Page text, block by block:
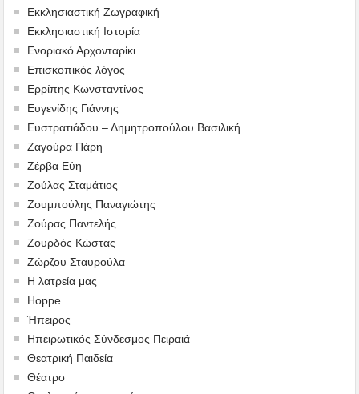
Εκκλησιαστική Ζωγραφική
Εκκλησιαστική Ιστορία
Ενοριακό Αρχονταρίκι
Επισκοπικός λόγος
Ερρίπης Κωνσταντίνος
Ευγενίδης Γιάννης
Ευστρατιάδου – Δημητροπούλου Βασιλική
Ζαγούρα Πάρη
Ζέρβα Εύη
Ζούλας Σταμάτιος
Ζουμπούλης Παναγιώτης
Ζούρας Παντελής
Ζουρδός Κώστας
Ζώρζου Σταυρούλα
Η λατρεία μας
Hoppe
Ήπειρος
Ηπειρωτικός Σύνδεσμος Πειραιά
Θεατρική Παιδεία
Θέατρο